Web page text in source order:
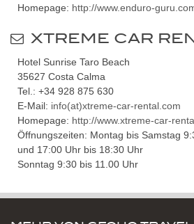
Homepage: http://www.enduro-
XTREME CAR
Hotel Sunrise Taro Beach
35627 Costa Calma
Tel.: +34 928 875 630
E-Mail: info(at)xtreme-car-rental.com
Homepage: http://www.xtreme-car-
Öffnungszeiten: Montag bis Samstag
und 17:00 Uhr bis 18:30 Uhr
Sonntag 9:30 bis 11.00 Uhr